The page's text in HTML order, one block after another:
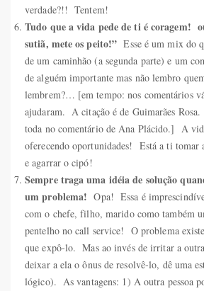
verdade?!! Tentem!
Tudo que a vida pede de ti é coragem!
sutiã, mete os peito!”Esse é um mix do
de um caminhão (a segunda parte) e um
de alguém importante mas não lembro
lembrem?… [em tempo: nos comentários
ajudaram. A citação é de Guimarães
toda no comentário de Ana Plácido.] A
oferecendo oportunidades! Está a ti tomar
e agarrar o cipó!
Sempre traga uma idéia de solução
um problema! Opa! Essa é
com o chefe, filho, marido como também
pentelho no call service! O problema
que expô-lo. Mas ao invés de irritar a
deixar a ela o ônus de resolvê-lo, dê uma
lógico). As vantagens: 1) A outra pessoa